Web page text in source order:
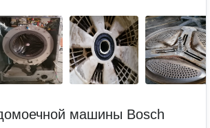
машины Bosch